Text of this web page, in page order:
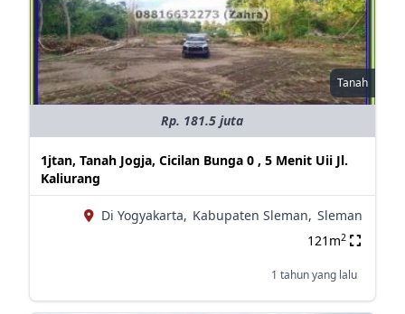
Tanah
Rp. 181.5 juta
1jtan, Tanah Jogja, Cicilan Bunga 0 , 5 Menit Uii Jl.
Kaliurang
Di Yogyakarta, Kabupaten Sleman, Sleman
121m2
1 tahun yang lalu